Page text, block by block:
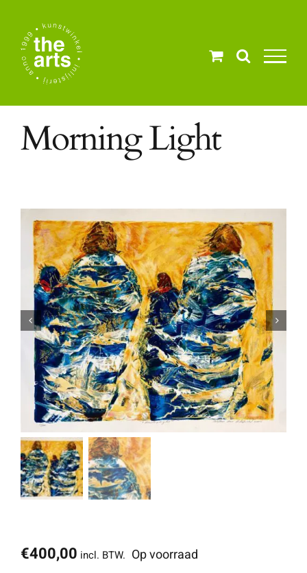
inhoud
Morning Light
€400,00 incl. BTW. Op voorraad